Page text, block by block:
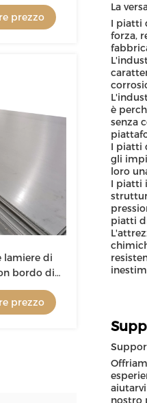
prezzo
lamiere di
bordo di
di
prezzo
La
I piatti
forza,
è
senza
I piatti
gli
loro
I piatti
piatti
nostro